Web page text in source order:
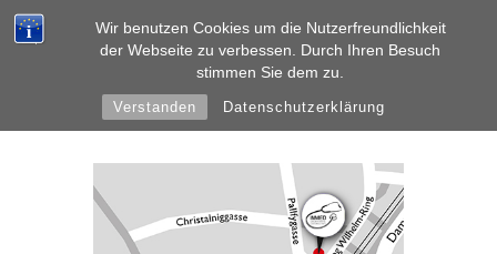
Wir benutzen Cookies um die Nutzerfreundlichkeit
der Webseite zu verbessen. Durch Ihren Besuch
stimmen Sie dem zu.
Verstanden Datenschutzerklärung